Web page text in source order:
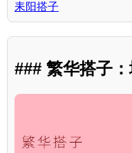
耒阳搭子
### 繁华搭子